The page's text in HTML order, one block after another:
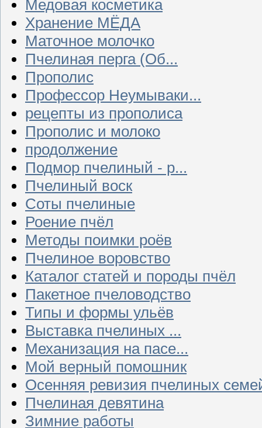
Медовая косметика
Хранение МЁДА
Маточное молочко
Пчелиная перга (Об...
Прополис
Профессор Неумываки...
рецепты из прополиса
Прополис и молоко
продолжение
Подмор пчелиный - р...
Пчелиный воск
Соты пчелиные
Роение пчёл
Методы поимки роёв
Пчелиное воровство
Каталог статей и породы пчёл
Пакетное пчеловодство
Типы и формы ульёв
Выставка пчелиных ...
Механизация на пасе...
Мой верный помошник
Осенняя ревизия пчелиных
Пчелиная девятина
Зимние работы